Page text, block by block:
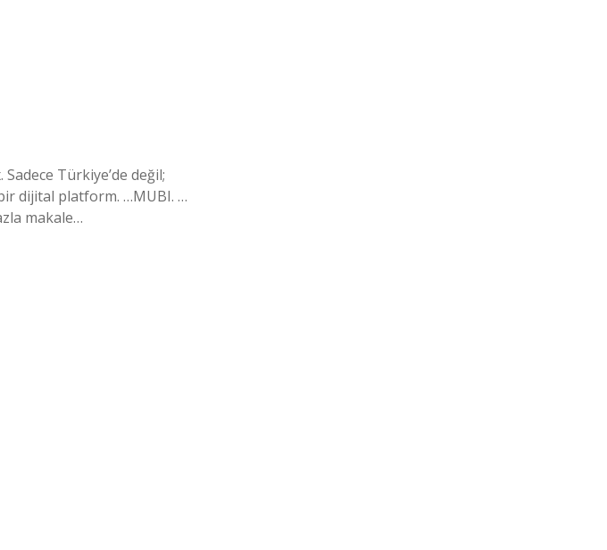
Türkiye’de değil;
dijital platform. …MUBI. …
makale…